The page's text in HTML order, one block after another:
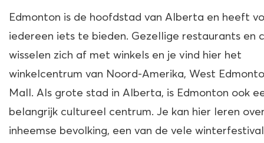
Edmonton is de hoofdstad van Alberta en heeft
iedereen iets te bieden. Gezellige restaurants en
wisselen zich af met winkels en je vind hier het
winkelcentrum van Noord-Amerika, West
Mall. Als grote stad in Alberta, is Edmonton ook
belangrijk cultureel centrum. Je kan hier leren
inheemse bevolking, een van de vele